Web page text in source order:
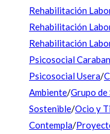
Rehabilitación
Rehabilitación
Rehabilitación
Psicosocial
Psicosocial Usera/
Ambiente/Grupo de
Sostenible/Ocio y
Contempla/